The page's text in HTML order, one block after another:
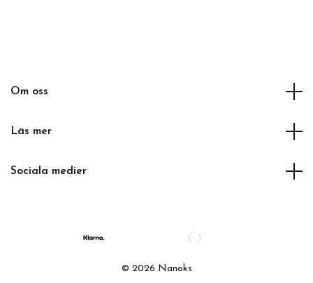
Om oss
Läs mer
Sociala medier
© 2026 Nanoks